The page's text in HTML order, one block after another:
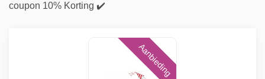
coupon 10% Korting ✔️
Aanbieding